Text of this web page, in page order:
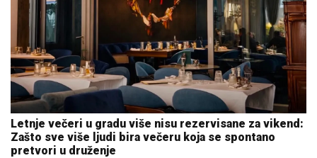
Letnje večeri u gradu više nisu rezervisane za vikend:
Zašto sve više ljudi bira večeru koja se spontano
pretvori u druženje